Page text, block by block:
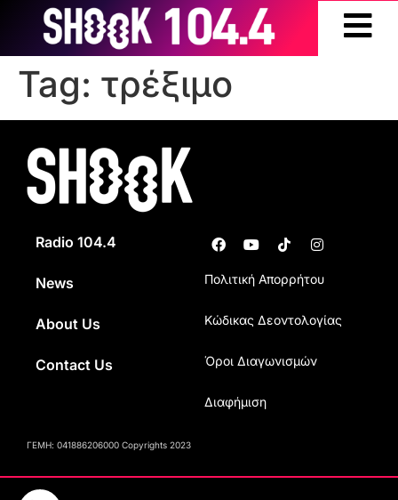
Tag: τρέξιμο
Radio 104.4
News
About Us
Contact Us
Πολιτική Απορρήτου
Κώδικας Δεοντολογίας
Όροι Διαγωνισμών
Διαφήμιση
ΓΕΜΗ: 041886206000 Copyrights 2023